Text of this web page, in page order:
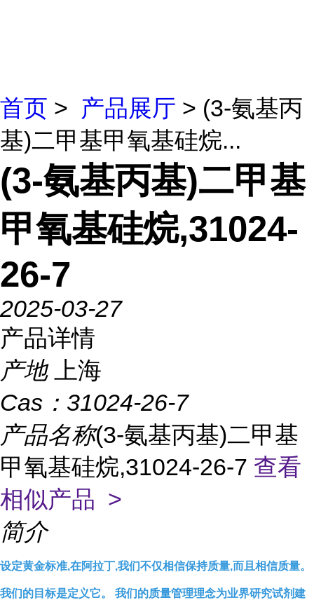
首页 > 产品展厅 > (3-氨基丙
基)二甲基甲氧基硅烷...
(3-氨基丙基)二甲基
甲氧基硅烷,31024-
26-7
2025-03-27
产品详情
产地
上海
Cas： 31024-26-7
产品名称(3-氨基丙基)二甲基
甲氧基硅烷,31024-26-7 查看
相似产品 >
简介
设定黄金标准,在阿拉丁,我们不仅相信保持质量,而且相信质量。
我们的目标是定义它。 我们的质量管理理念为业界研究试剂建